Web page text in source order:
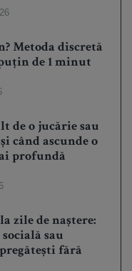
Metoda discretă
de 1 minut
de o jucărie sau
când ascunde o
profundă
zile de naștere:
sau
fără